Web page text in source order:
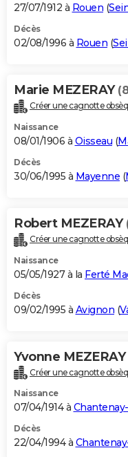
27/07/1912 à Rouen (
Décès
02/08/1996 à Rouen (
Marie MEZERAY
Créer une cagnotte
Naissance
08/01/1906 à Oisseau (
Décès
30/06/1995 à Mayenne (
Robert MEZERAY
Créer une cagnotte
Naissance
05/05/1927 à la Ferté
Décès
09/02/1995 à Avignon (
Yvonne MEZERAY
Créer une cagnotte
Naissance
07/04/1914 à
Décès
22/04/1994 à